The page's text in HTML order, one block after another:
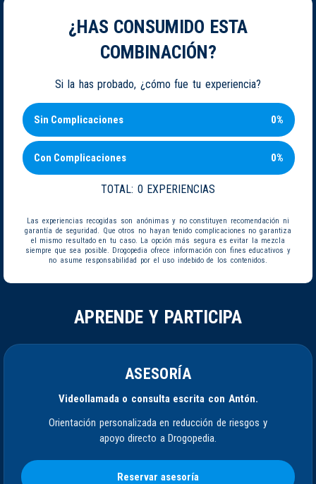
¿HAS CONSUMIDO ESTA
COMBINACIÓN?
Si la has probado, ¿cómo fue tu experiencia?
Sin Complicaciones 0%
Con Complicaciones 0%
TOTAL: 0 EXPERIENCIAS
Las experiencias recogidas son anónimas y no constituyen recomendación ni
garantía de seguridad. Que otros no hayan tenido complicaciones no garantiza
el mismo resultado en tu caso. La opción más segura es evitar la mezcla
siempre que sea posible. Drogopedia ofrece información con fines educativos y
no asume responsabilidad por el uso indebido de los contenidos.
APRENDE Y PARTICIPA
ASESORÍA
Videollamada o consulta escrita con Antón.
Orientación personalizada en reducción de riesgos y
apoyo directo a Drogopedia.
Reservar asesoría